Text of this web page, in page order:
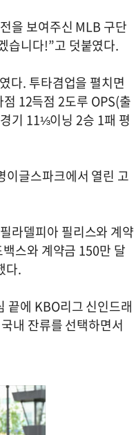
을 보여주신 MLB 구단
습니다!”고 덧붙였다.
다. 투타겸업을 펼치면
12득점 2도루 OPS(출
기 11⅓이닝 2승 1패 평
이글스파크에서 열린 고
라델피아 필리스와 계약
스와 계약금 150만 달
다.
끝에 KBO리그 신인드래
내 잔류를 선택하면서